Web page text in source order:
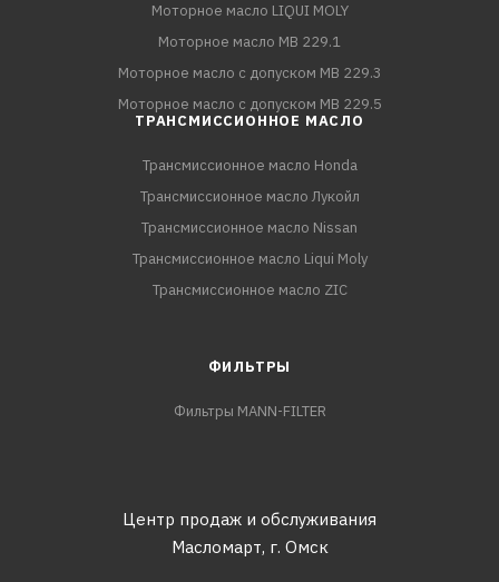
Моторное масло LIQUI MOLY
Моторное масло MB 229.1
Моторное масло с допуском MB 229.3
Моторное масло с допуском MB 229.5
ТРАНСМИССИОННОЕ МАСЛО
Трансмиссионное масло Honda
Трансмиссионное масло Лукойл
Трансмиссионное масло Nissan
Трансмиссионное масло Liqui Moly
Трансмиссионное масло ZIC
ФИЛЬТРЫ
Фильтры MANN-FILTER
Центр продаж и обслуживания
Масломарт, г. Омск